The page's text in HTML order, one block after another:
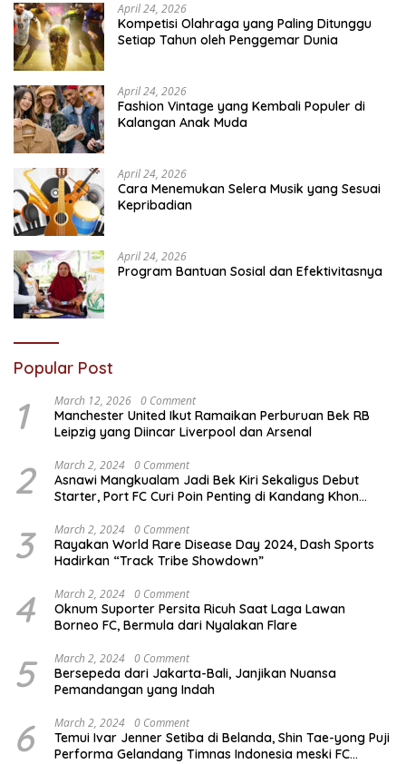
April 24, 2026
Kompetisi Olahraga yang Paling Ditunggu
Setiap Tahun oleh Penggemar Dunia
April 24, 2026
Fashion Vintage yang Kembali Populer di
Kalangan Anak Muda
April 24, 2026
Cara Menemukan Selera Musik yang Sesuai
Kepribadian
April 24, 2026
Program Bantuan Sosial dan Efektivitasnya
Popular Post
1 March 12, 2026 0 Comment
Manchester United Ikut Ramaikan Perburuan Bek RB
Leipzig yang Diincar Liverpool dan Arsenal
2 March 2, 2024 0 Comment
Asnawi Mangkualam Jadi Bek Kiri Sekaligus Debut
Starter, Port FC Curi Poin Penting di Kandang Khon
3 March 2, 2024 0 Comment
Rayakan World Rare Disease Day 2024, Dash Sports
Hadirkan “Track Tribe Showdown”
4 March 2, 2024 0 Comment
Oknum Suporter Persita Ricuh Saat Laga Lawan
Borneo FC, Bermula dari Nyalakan Flare
5 March 2, 2024 0 Comment
Bersepeda dari Jakarta-Bali, Janjikan Nuansa
Pemandangan yang Indah
6 March 2, 2024 0 Comment
Temui Ivar Jenner Setiba di Belanda, Shin Tae-yong Puji
Performa Gelandang Timnas Indonesia meski FC